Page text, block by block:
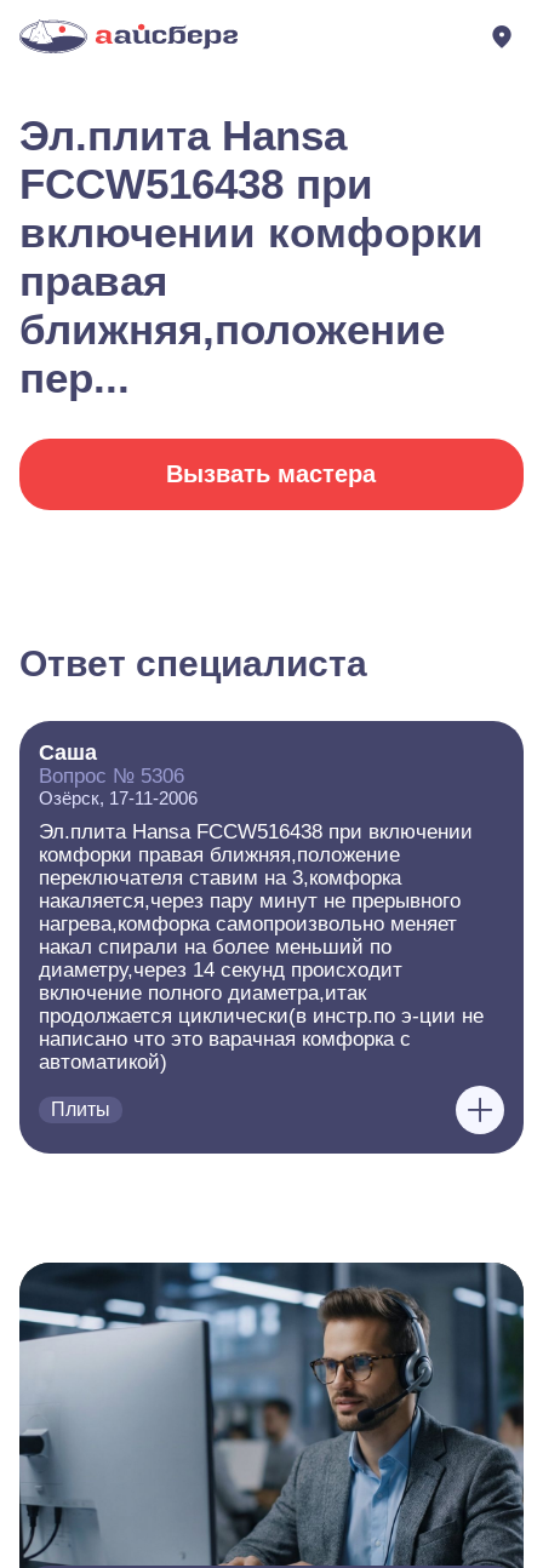
Эл.плита Hansa
FCCW516438 при
включении комфорки
правая
ближняя,положение
пер...
Вызвать мастера
Ответ специалиста
Саша
Вопрос № 5306
Озёрск, 17-11-2006
Эл.плита Hansa FCCW516438 при включении
комфорки правая ближняя,положение
переключателя ставим на 3,комфорка
накаляется,через пару минут не прерывного
нагрева,комфорка самопроизвольно меняет
накал спирали на более меньший по
диаметру,через 14 секунд происходит
включение полного диаметра,итак
продолжается циклически(в инстр.по э-ции не
написано что это варачная комфорка с
автоматикой)
Плиты